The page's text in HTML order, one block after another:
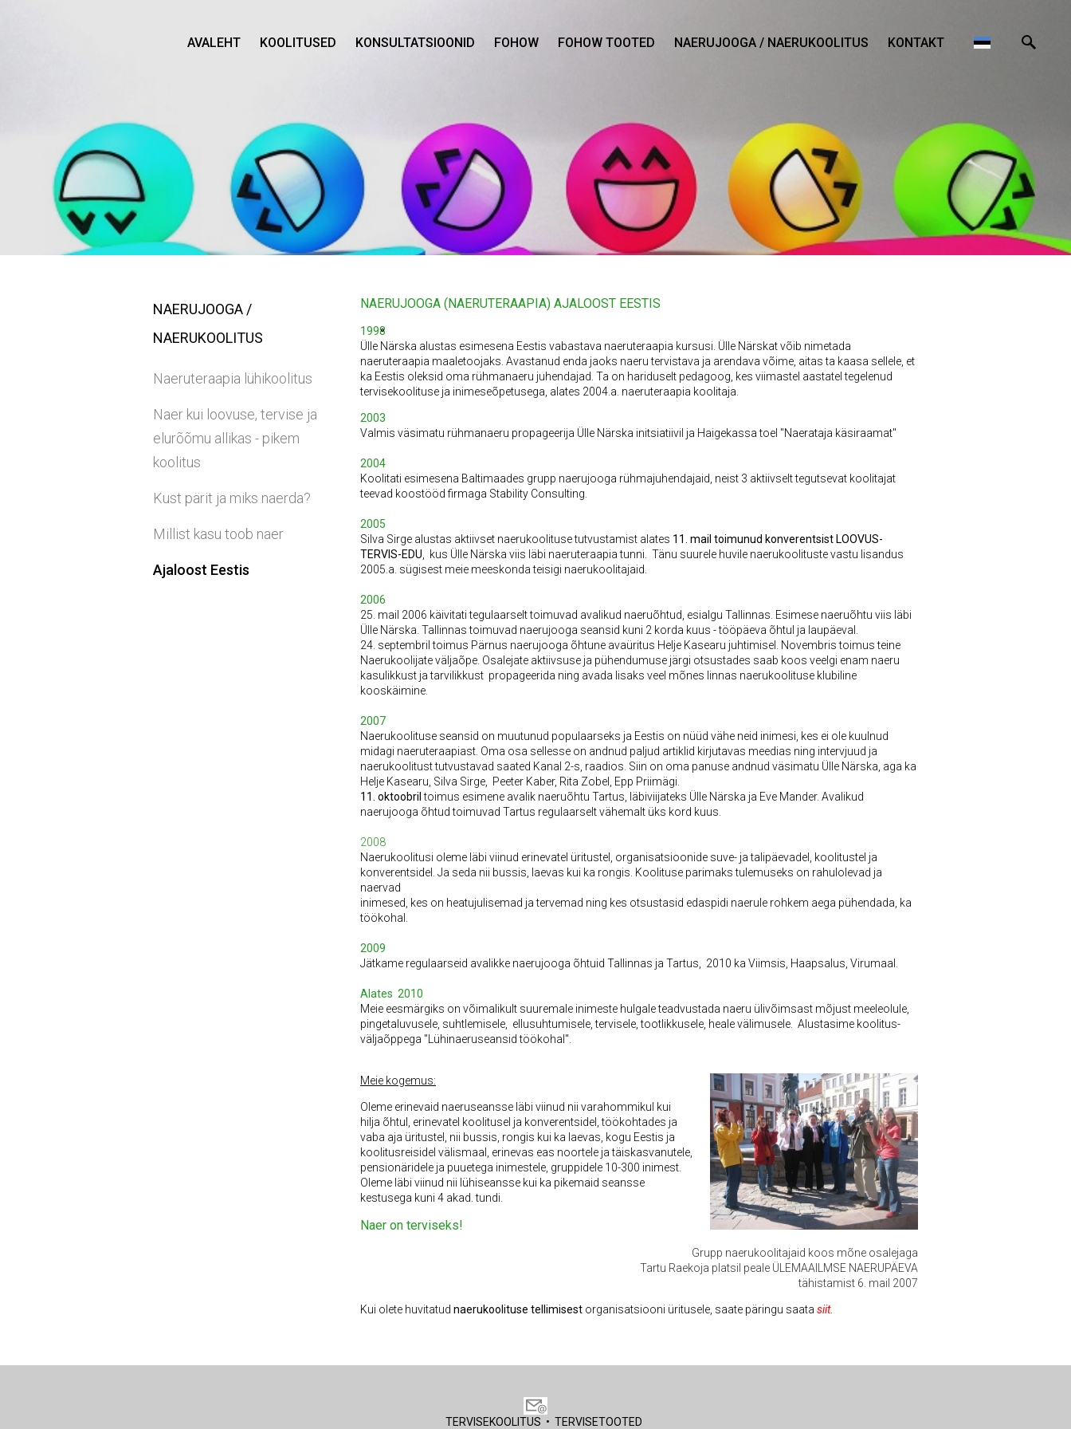
AVALEHT KOOLITUSED KONSULTATSIOONID FOHOW FOHOW TOOTED NAERUJOOGA / NAERUKOOLITUS KONTAKT
NAERUJOOGA /
NAERUKOOLITUS
Naeruteraapia lühikoolitus
Naer kui loovuse, tervise ja
elurõõmu allikas - pikem
koolitus
Kust pärit ja miks naerda?
Millist kasu toob naer
Ajaloost Eestis
NAERUJOOGA (NAERUTERAAPIA) AJALOOST EESTIS
1998
Ülle Närska alustas esimesena Eestis vabastava naeruteraapia kursusi. Ülle Närskat võib nimetada
naeruteraapia maaletoojaks. Avastanud enda jaoks naeru tervistava ja arendava võime, aitas ta kaasa sellele, et
ka Eestis oleksid oma rühmanaeru juhendajad. Ta on hariduselt pedagoog, kes viimastel aastatel tegelenud
tervisekoolituse ja inimeseõpetusega, alates 2004.a. naeruteraapia koolitaja.
2003
Valmis väsimatu rühmanaeru propageerija Ülle Närska initsiatiivil ja Haigekassa toel "Naerataja käsiraamat"
2004
Koolitati esimesena Baltimaades grupp naerujooga rühmajuhendajaid, neist 3 aktiivselt tegutsevat koolitajat
teevad koostööd firmaga Stability Consulting.
2005
Silva Sirge alustas aktiivset naerukoolituse tutvustamist alates 11. mail toimunud konverentsist LOOVUS-
TERVIS-EDU , kus Ülle Närska viis läbi naeruteraapia tunni. Tänu suurele huvile naerukoolituste vastu lisandus
2005.a. sügisest meie meeskonda teisigi naerukoolitajaid.
2006
25. mail 2006 käivitati tegulaarselt toimuvad avalikud naeruõhtud, esialgu Tallinnas. Esimese naeruõhtu viis läbi
Ülle Närska. Tallinnas toimuvad naerujooga seansid kuni 2 korda kuus - tööpäeva õhtul ja laupäeval.
24. septembril toimus Pärnus naerujooga õhtune avaüritus Helje Kasearu juhtimisel. Novembris toimus teine
Naerukoolijate väljaõpe. Osalejate aktiivsuse ja pühendumuse järgi otsustades saab koos veelgi enam naeru
kasulikkust ja tarvilikkust propageerida ning avada lisaks veel mõnes linnas naerukoolituse klubiline
kooskäimine.
2007
Naerukoolituse seansid on muutunud populaarseks ja Eestis on nüüd vähe neid inimesi, kes ei ole kuulnud
midagi naeruteraapiast. Oma osa sellesse on andnud paljud artiklid kirjutavas meedias ning intervjuud ja
naerukoolitust tutvustavad saated Kanal 2-s, raadios. Siin on oma panuse andnud väsimatu Ülle Närska, aga ka
Helje Kasearu, Silva Sirge, Peeter Kaber, Rita Zobel, Epp Priimägi.
11. oktoobriltoimus esimene avalik naeruõhtu Tartus, läbiviijateks Ülle Närska ja Eve Mander. Avalikud
naerujooga õhtud toimuvad Tartus regulaarselt vähemalt üks kord kuus.
2008
Naerukoolitusi oleme läbi viinud erinevatel üritustel, organisatsioonide suve- ja talipäevadel, koolitustel ja
konverentsidel. Ja seda nii bussis, laevas kui ka rongis. Koolituse parimaks tulemuseks on rahulolevad ja
naervad
inimesed, kes on heatujulisemad ja tervemad ning kes otsustasid edaspidi naerule rohkem aega pühendada, ka
töökohal.
2009
Jätkame regulaarseid avalikke naerujooga õhtuid Tallinnas ja Tartus, 2010 ka Viimsis, Haapsalus, Virumaal.
Alates 2010
Meie eesmärgiks on võimalikult suuremale inimeste hulgale teadvustada naeru ülivõimsast mõjust meeleolule,
pingetaluvusele, suhtlemisele, ellusuhtumisele, tervisele, tootlikkusele, heale välimusele. Alustasime koolitus-
väljaõppega "Lühinaeruseansid töökohal".
Meie kogemus:
Oleme erinevaid naeruseansse läbi viinud nii varahommikul kui
hilja õhtul, erinevatel koolitusel ja konverentsidel, töökohtades ja
vaba aja üritustel, nii bussis, rongis kui ka laevas, kogu Eestis ja
koolitusreisidel välismaal, erinevas eas noortele ja täiskasvanutele,
pensionäridele ja puuetega inimestele, gruppidele 10-300 inimest.
Oleme läbi viinud nii lühiseansse kui ka pikemaid seansse
kestusega kuni 4 akad. tundi.
Naer on terviseks!
Grupp naerukoolitajaid koos mõne osalejaga
Tartu Raekoja platsil peale ÜLEMAAILMSE NAERUPÄEVA
tähistamist 6. mail 2007
Kui olete huvitatud naerukoolituse tellimisest organisatsiooni üritusele, saate päringu saata siit.
TERVISEKOOLITUS • TERVISETOOTED